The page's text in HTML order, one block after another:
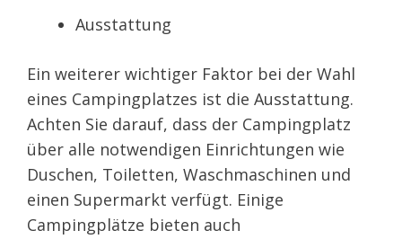
Ausstattung
Ein weiterer wichtiger Faktor bei der Wahl
eines Campingplatzes ist die Ausstattung.
Achten Sie darauf, dass der Campingplatz
über alle notwendigen Einrichtungen wie
Duschen, Toiletten, Waschmaschinen und
einen Supermarkt verfügt. Einige
Campingplätze bieten auch